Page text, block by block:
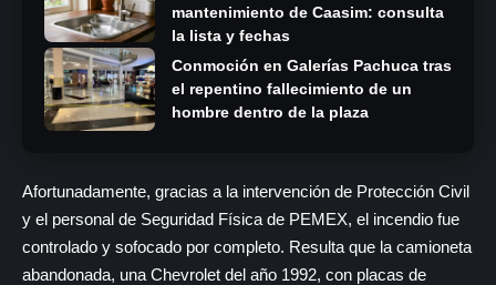
mantenimiento de Caasim: consulta
la lista y fechas
Conmoción en Galerías Pachuca tras
el repentino fallecimiento de un
hombre dentro de la plaza
Afortunadamente, gracias a la intervención de Protección Civil
y el personal de Seguridad Física de PEMEX, el incendio fue
controlado y sofocado por completo. Resulta que la camioneta
abandonada, una Chevrolet del año 1992, con placas de